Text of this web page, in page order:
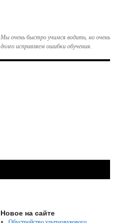
Мы очень быстро учимся водить, но очень
долго исправляем ошибки обучения.
Новое на сайте